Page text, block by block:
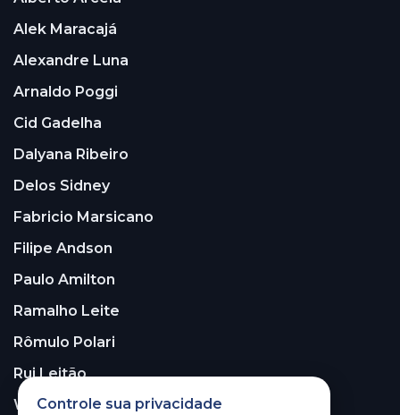
Alek Maracajá
Alexandre Luna
Arnaldo Poggi
Cid Gadelha
Dalyana Ribeiro
Delos Sidney
Fabricio Marsicano
Filipe Andson
Paulo Amilton
Ramalho Leite
Rômulo Polari
Rui Leitão
Walter Santos
Controle sua privacidade